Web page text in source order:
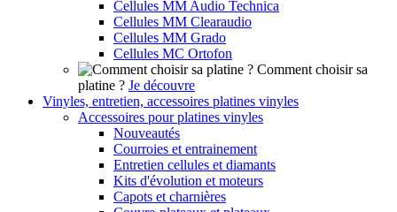
Cellules MM Audio Technica
Cellules MM Clearaudio
Cellules MM Grado
Cellules MC Ortofon
Comment choisir sa
platine ? Je découvre
Vinyles, entretien, accessoires platines vinyles
Accessoires pour platines vinyles
Nouveautés
Courroies et entrainement
Entretien cellules et diamants
Kits d'évolution et moteurs
Capots et charnières